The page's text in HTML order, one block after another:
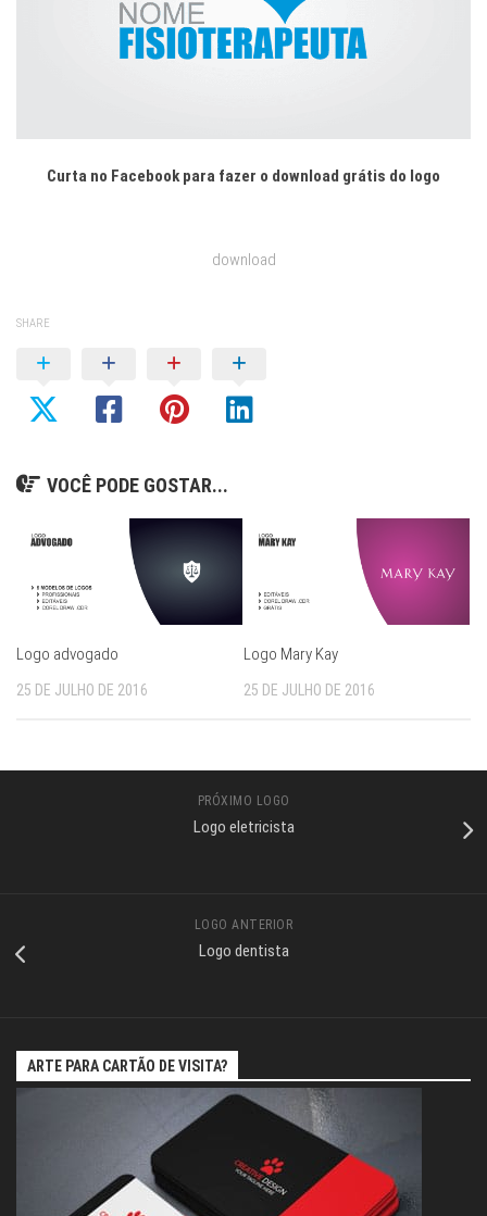
Curta no Facebook para fazer o download grátis do logo
download
SHARE
VOCÊ PODE GOSTAR...
Logo advogado
25 DE JULHO DE 2016
Logo Mary Kay
25 DE JULHO DE 2016
PRÓXIMO LOGO
Logo eletricista
LOGO ANTERIOR
Logo dentista
ARTE PARA CARTÃO DE VISITA?